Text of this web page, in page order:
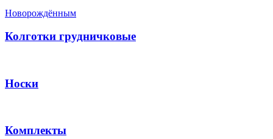
Новорождённым
Колготки грудничковые
Носки
Комплекты